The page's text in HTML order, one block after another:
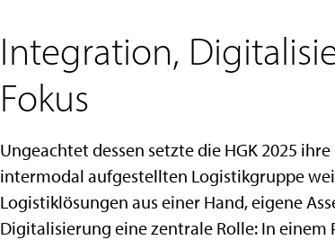
Integration,
Fokus
Ungeachtet dessen setzte die HGK 2025
intermodal aufgestellten Logistikgruppe
Logistiklösungen aus einer Hand, eigene
Digitalisierung eine zentrale Rolle: In